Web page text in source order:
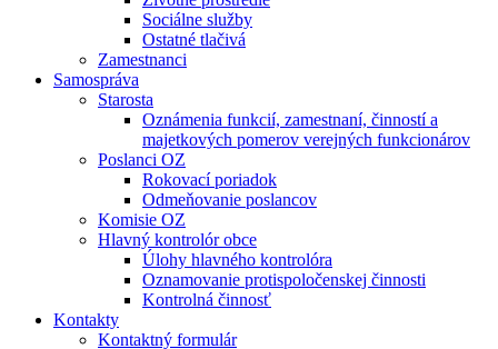
Sociálne služby
Ostatné tlačivá
Zamestnanci
Samospráva
Starosta
Oznámenia funkcií, zamestnaní, činností a
majetkových pomerov verejných funkcionárov
Poslanci OZ
Rokovací poriadok
Odmeňovanie poslancov
Komisie OZ
Hlavný kontrolór obce
Úlohy hlavného kontrolóra
Oznamovanie protispoločenskej činnosti
Kontrolná činnosť
Kontakty
Kontaktný formulár